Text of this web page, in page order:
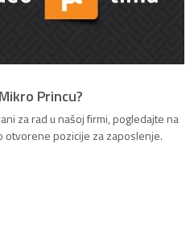
Princu?
za rad u našoj firmi, pogledajte na
otvorene pozicije za zaposlenje.